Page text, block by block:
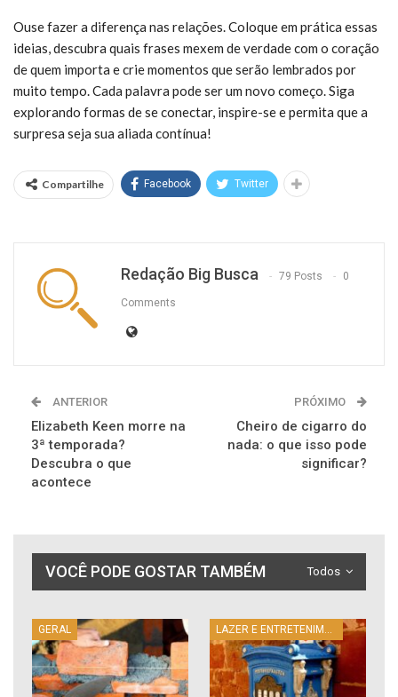
Ouse fazer a diferença nas relações. Coloque em prática essas
ideias, descubra quais frases mexem de verdade com o coração
de quem importa e crie momentos que serão lembrados por
muito tempo. Cada palavra pode ser um novo começo. Siga
explorando formas de se conectar, inspire-se e permita que a
surpresa seja sua aliada contínua!
Compartilhe Facebook Twitter
Redação Big Busca 79 Posts 0
Comments
ANTERIOR
Elizabeth Keen morre na
3ª temporada?
Descubra o que
acontece
PRÓXIMO
Cheiro de cigarro do
nada: o que isso pode
significar?
Todos
VOCÊ PODE GOSTAR TAMBÉM
GERAL LAZER E ENTRETENIMENTO